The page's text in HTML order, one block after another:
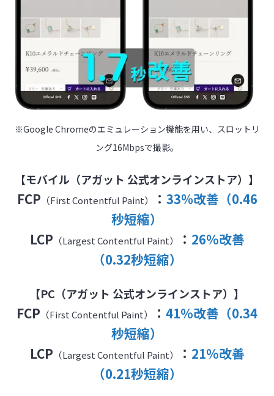
※Google Chromeのエミュレーション機能を用い、スロットリ
ング16Mbpsで撮影。
【モバイル（アガット 公式オンラインストア）】
FCP （First Contentful Paint） ： 33%改善（0.46
秒短縮）
LCP （Largest Contentful Paint） ： 26％改善
（0.32秒短縮）
【PC（アガット 公式オンラインストア）】
FCP （First Contentful Paint） ： 41％改善（0.34
秒短縮）
LCP （Largest Contentful Paint） ： 21％改善
（0.21秒短縮）